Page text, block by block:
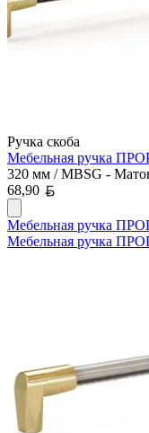
Ручка скоба
Мебельная ручка
320 мм / MBSG -
68,90
Мебельная ручка
Мебельная ручка